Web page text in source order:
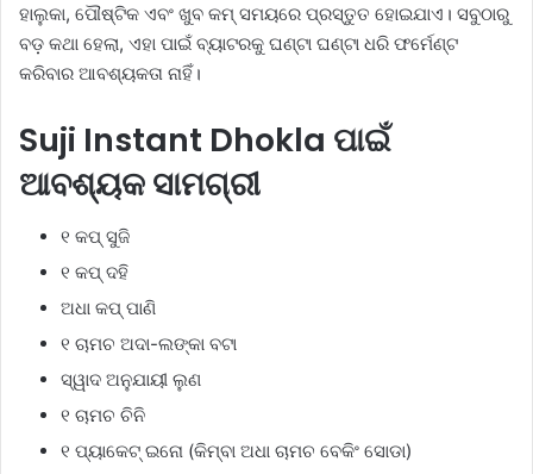
ହାଲୁକା, ପୌଷ୍ଟିକ ଏବଂ ଖୁବ କମ୍ ସମୟରେ ପ୍ରସ୍ତୁତ ହୋଇଯାଏ। ସବୁଠାରୁ
ବଡ଼ କଥା ହେଲା, ଏହା ପାଇଁ ବ୍ୟାଟରକୁ ଘଣ୍ଟା ଘଣ୍ଟା ଧରି ଫର୍ମେଣ୍ଟ
କରିବାର ଆବଶ୍ୟକତା ନାହିଁ।
Suji Instant Dhokla ପାଇଁ
ଆବଶ୍ୟକ ସାମଗ୍ରୀ
୧ କପ୍ ସୁଜି
୧ କପ୍ ଦହି
ଅଧା କପ୍ ପାଣି
୧ ଚାମଚ ଅଦା-ଲଙ୍କା ବଟା
ସ୍ୱାଦ ଅନୁଯାୟୀ ଲୁଣ
୧ ଚାମଚ ଚିନି
୧ ପ୍ୟାକେଟ୍ ଇନୋ (କିମ୍ବା ଅଧା ଚାମଚ ବେକିଂ ସୋଡା)